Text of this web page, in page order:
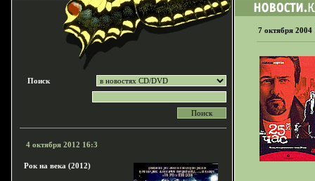
Поиск
4 октября 2012 16:3
Рок на века (2012)
7 октября 2004